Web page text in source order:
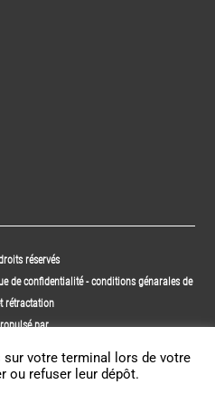
réservés
de confidentialité-conditions génarales de
rétractation
par
votre terminal lors de votre
ou refuser leur dépôt.